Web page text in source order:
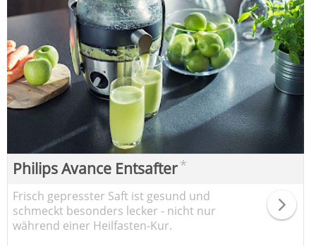
Philips Avance Entsafter*
Frisch gepresster Saft ist gesund und
schmeckt besonders lecker - nicht nur
während einer Heilfasten-Kur.